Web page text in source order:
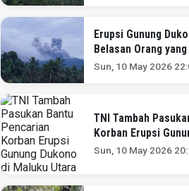
Erupsi Gunung
Belasan Orang
Sun, 10 May 2026
TNI Tambah
Korban Erupsi
Utara
Sun, 10 May 2026